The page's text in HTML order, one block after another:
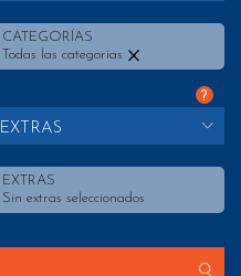
CATEGORÍAS
Todas las categorías
?
EXTRAS
EXTRAS
Sin extras seleccionados